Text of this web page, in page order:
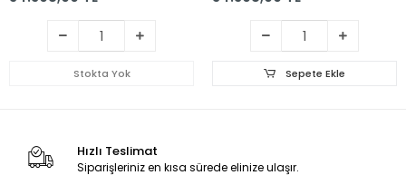
Stokta Yok Sepete Ekle
Hızlı Teslimat
Siparişleriniz en kısa sürede elinize ulaşır.